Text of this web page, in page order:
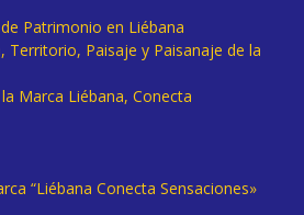
Patrimonio en Liébana
Territorio, Paisaje y Paisanaje de la
Marca Liébana, Conecta
“Liébana Conecta Sensaciones»